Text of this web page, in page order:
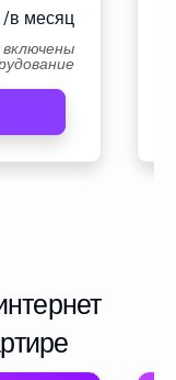
/в месяц